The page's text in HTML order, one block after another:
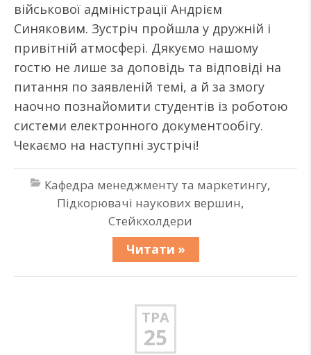
військової адміністрації Андрієм
Синяковим. Зустріч пройшла у дружній і
привітній атмосфері. Дякуємо нашому
гостю не лише за доповідь та відповіді на
питання по заявленій темі, а й за змогу
наочно познайомити студентів із роботою
системи електронного документообігу.
Чекаємо на наступні зустрічі!
Кафедра менеджменту та маркетингу,
Підкорювачі наукових вершин,
Стейкхолдери
Читати »
ТРА
25